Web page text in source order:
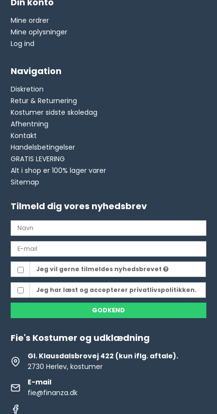
Mine ordrer
Mine oplysninger
Log ind
Navigation
Diskretion
Retur & Returnering
Kostumer sidste skoledag
Afhentning
Kontakt
Handelsbetingelser
GRATIS LEVERING
Alt i shop er 100% lager varer
Sitemap
Tilmeld dig vores nyhedsbrev
Jeg vil gerne tilmeldes nyhedsbrevet
Jeg har læst og accepterer privatlivspolitikken.
GODKEND
Fie's Kostumer og udklædning
Gl. Klausdalsbrovej 422 (kun iflg. aftale).
2730 Herlev, kostumer
E-mail
fie@finanza.dk